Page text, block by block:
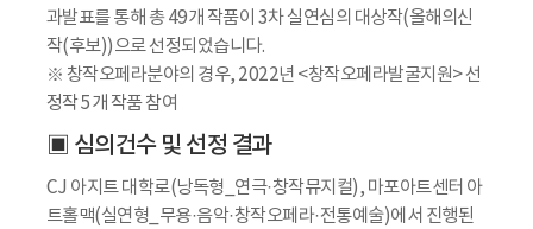
과발표를 통해 총 49개 작품이 3차 실연심의 대상작(올해의신
작(후보))으로 선정되었습니다.
※ 창작오페라분야의 경우, 2022년 <창작오페라발굴지원> 선
정작 5개 작품 참여
▣ 심의건수 및 선정 결과
CJ 아지트 대학로(낭독형_연극·창작뮤지컬), 마포아트센터 아
트홀맥(실연형_무용·음악·창작오페라·전통예술)에서 진행된